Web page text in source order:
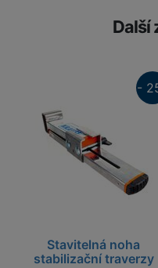
Další
Stavitelná noha
stabilizační traverzy
-